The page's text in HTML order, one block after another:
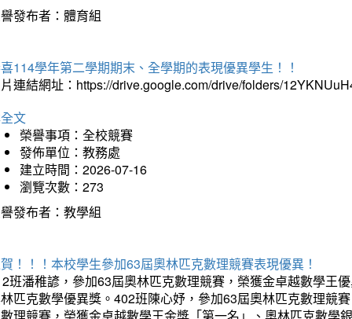
發布者：體育組
114學年第二學期期末、全學期的表現優異學生！！
連結網址：https://drive.google.com/drive/folders/
文
榮譽事項：全校競賽
發佈單位：教務處
建立時間：2026-07-16
瀏覽次數：273
發布者：教學組
！！！本校學生參加63屆奧林匹克數理競賽表現優異！
班潘稚諺，參加63屆奧林匹克數理競賽，榮獲金卓越數學王
匹克數學優異獎。402班陳心妤，參加63屆奧林匹克數理競